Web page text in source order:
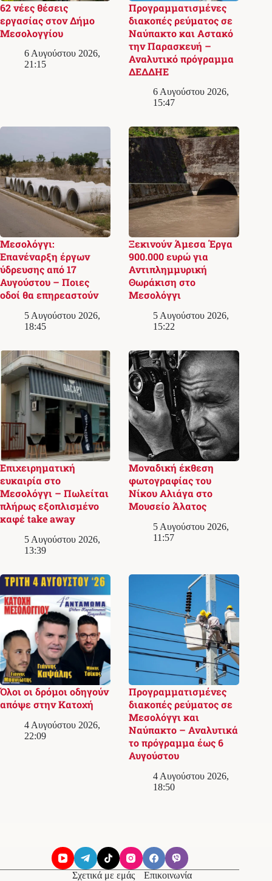
62 νέες θέσεις
εργασίας στον Δήμο
Μεσολογγίου
6 Αυγούστου 2026,
21:15
Προγραμματισμένες
διακοπές ρεύματος σε
Ναύπακτο και Αστακό
την Παρασκευή –
Αναλυτικό πρόγραμμα
ΔΕΔΔΗΕ
6 Αυγούστου 2026,
15:47
Μεσολόγγι:
Επανέναρξη έργων
ύδρευσης από 17
Αυγούστου – Ποιες
οδοί θα επηρεαστούν
5 Αυγούστου 2026,
18:45
Ξεκινούν Άμεσα Έργα
900.000 ευρώ για
Αντιπλημμυρική
Θωράκιση στο
Μεσολόγγι
5 Αυγούστου 2026,
15:22
Επιχειρηματική
ευκαιρία στο
Μεσολόγγι – Πωλείται
πλήρως εξοπλισμένο
καφέ take away
5 Αυγούστου 2026,
13:39
Μοναδική έκθεση
φωτογραφίας του
Νίκου Αλιάγα στο
Μουσείο Άλατος
5 Αυγούστου 2026,
11:57
Όλοι οι δρόμοι οδηγούν
απόψε στην Κατοχή
4 Αυγούστου 2026,
22:09
Προγραμματισμένες
διακοπές ρεύματος σε
Μεσολόγγι και
Ναύπακτο – Αναλυτικά
το πρόγραμμα έως 6
Αυγούστου
4 Αυγούστου 2026,
18:50
Σχετικά με εμάς Επικοινωνία